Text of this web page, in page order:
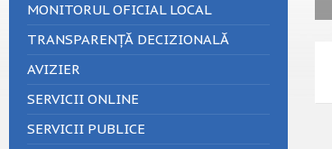
MONITORUL OFICIAL LOCAL
TRANSPARENȚĂ DECIZIONALĂ
AVIZIER
SERVICII ONLINE
SERVICII PUBLICE